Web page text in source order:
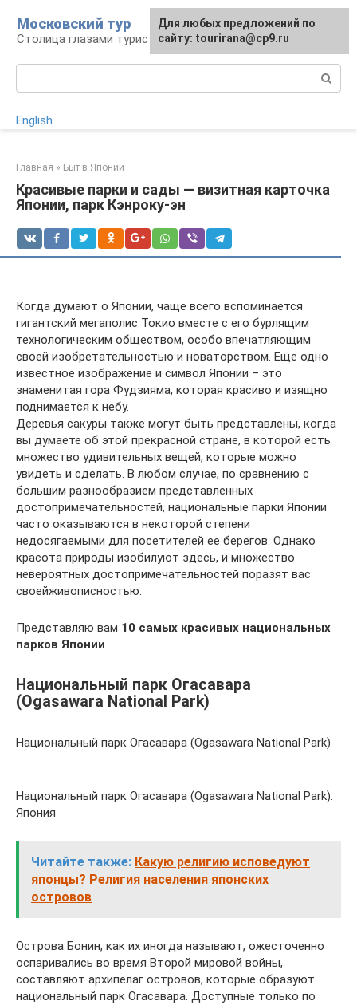
контенту
Московский тур
Столица глазами туриста
English
Главная » Быт в Японии
Красивые парки и сады — визитная карточка
Японии, парк Кэнроку-эн
Когда думают о Японии, чаще всего вспоминается
гигантский мегаполис Токио вместе с его бурлящим
технологическим обществом, особо впечатляющим
своей изобретательностью и новаторством. Еще одно
известное изображение и символ Японии – это
знаменитая гора Фудзияма, которая красиво и изящно
поднимается к небу.
Деревья сакуры также могут быть представлены, когда
вы думаете об этой прекрасной стране, в которой есть
множество удивительных вещей, которые можно
увидеть и сделать. В любом случае, по сравнению с
большим разнообразием представленных
достопримечательностей, национальные парки Японии
часто оказываются в некоторой степени
недосягаемыми для посетителей ее берегов. Однако
красота природы изобилуют здесь, и множество
невероятных достопримечательностей поразят вас
своейживописностью.
Представляю вам 10 самых красивых национальных
парков Японии
Национальный парк Огасавара
(Ogasawara National Park)
Национальный парк Огасавара (Ogasawara National Park)
Национальный парк Огасавара (Ogasawara National Park).
Япония
Читайте также: Какую религию исповедуют
японцы? Религия населения японских
островов
Острова Бонин, как их иногда называют, ожесточенно
оспаривались во время Второй мировой войны,
составляют архипелаг островов, которые образуют
национальный парк Огасавара. Доступные только по
Для любых предложений по
сайту: tourirana@cp9.ru